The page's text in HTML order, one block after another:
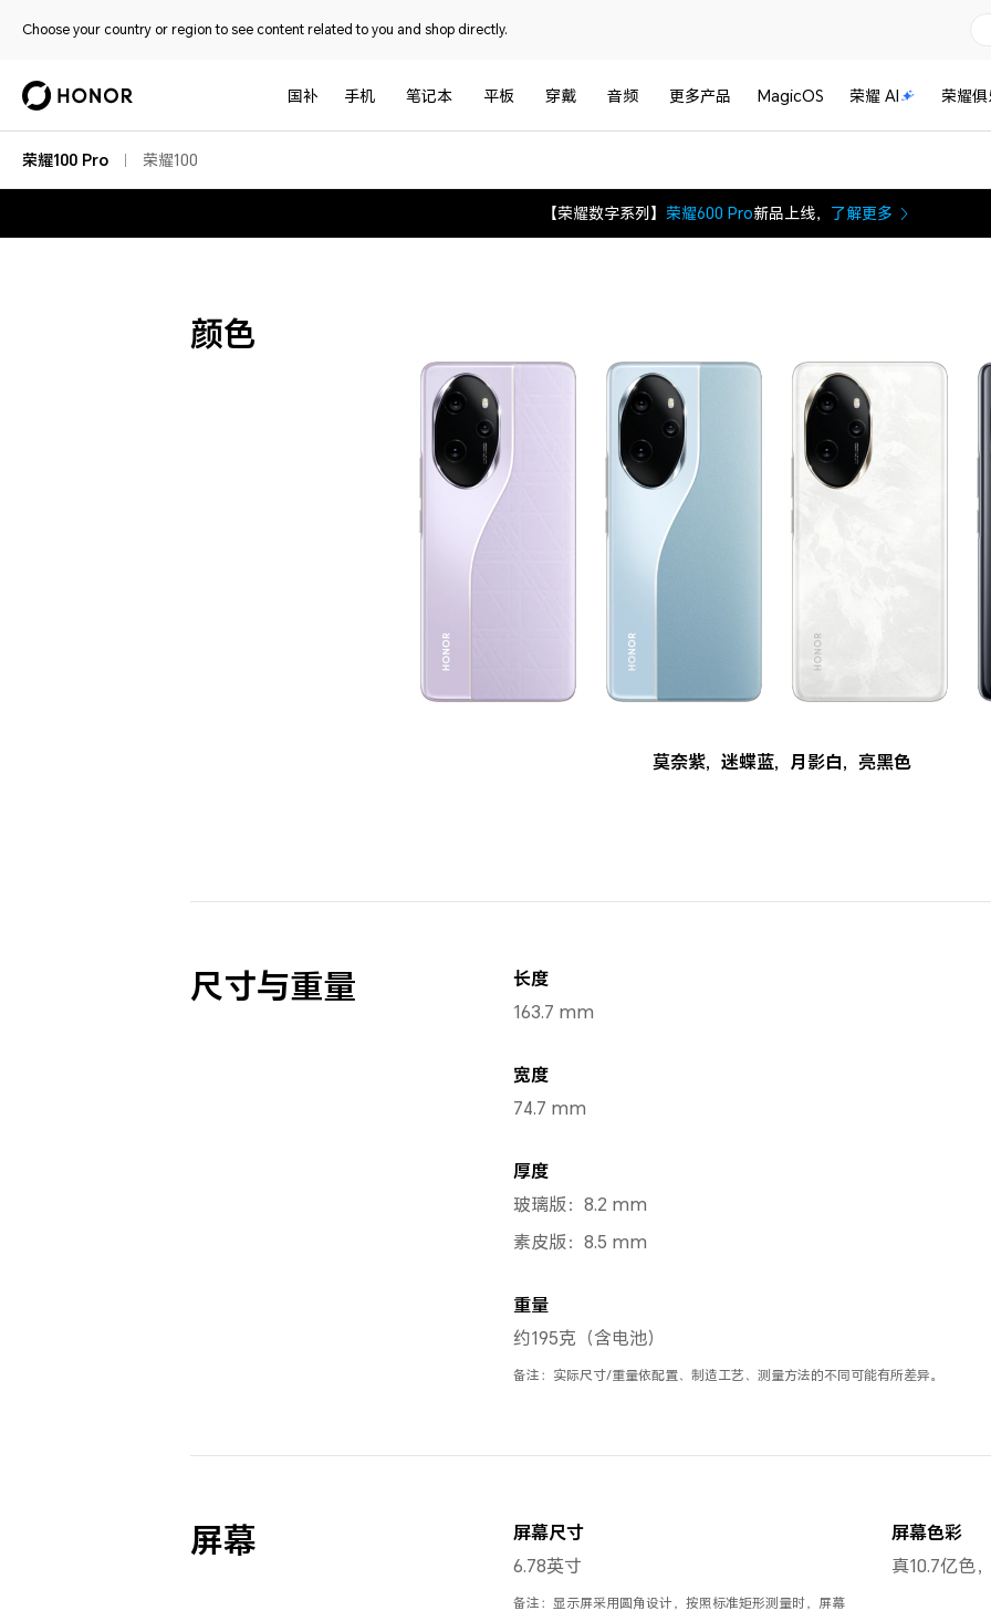
Choose your country or region to see content related to you and shop directly.
国补 手机 笔记本 平板 穿戴 音频 更多产品 MagicOS 荣耀 AI 荣耀
荣耀100 Pro 荣耀100
【荣耀数字系列】 荣耀600 Pro新品上线， 了解更多
颜色
莫奈紫, 迷蝶蓝, 月影白, 亮黑色
尺寸与重量 长度
163.7 mm
宽度
74.7 mm
厚度
玻璃版：8.2 mm
素皮版：8.5 mm
重量
约195克（含电池）
备注：实际尺寸/重量依配置、制造工艺、测量方法的不同可能有所差异。
屏幕 屏幕尺寸
6.78英寸
备注：显示屏采用圆角设计，按照标准矩形测量时，屏幕
屏幕色彩
真10.7亿色